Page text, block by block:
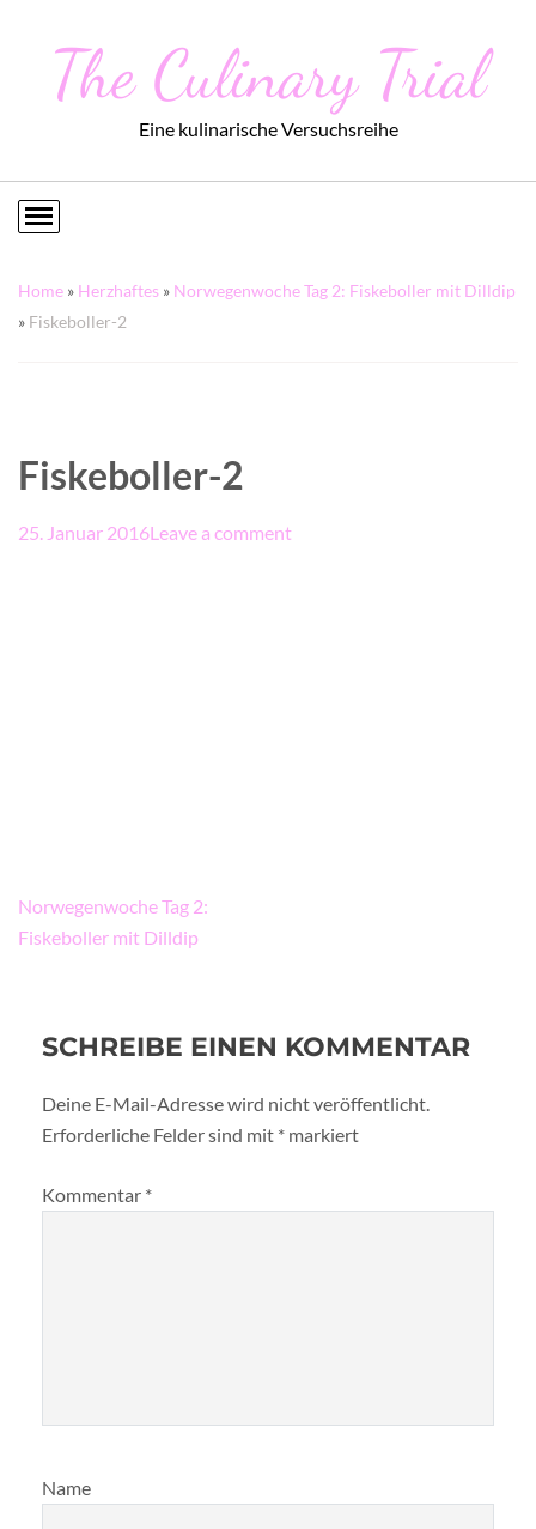
The Culinary Trial
Eine kulinarische Versuchsreihe
Home » Herzhaftes » Norwegenwoche Tag 2: Fiskeboller mit Dilldip
» Fiskeboller-2
Fiskeboller-2
25. Januar 2016Leave a comment
Beitragsnavigation
Norwegenwoche Tag 2:
Fiskeboller mit Dilldip
SCHREIBE EINEN KOMMENTAR
Deine E-Mail-Adresse wird nicht veröffentlicht.
Erforderliche Felder sind mit * markiert
Kommentar *
Name